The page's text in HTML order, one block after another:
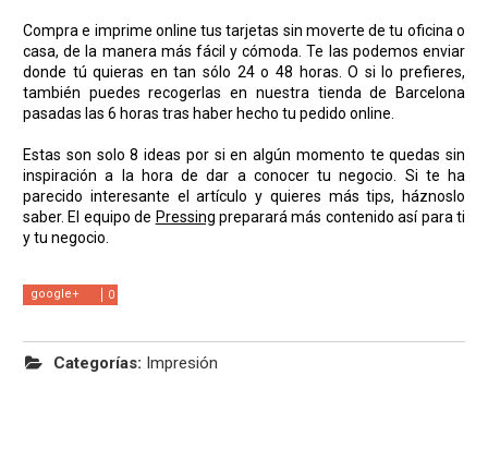
Compra e imprime online tus tarjetas sin moverte de tu oficina o
casa, de la manera más fácil y cómoda. Te las podemos enviar
donde tú quieras en tan sólo 24 o 48 horas. O si lo prefieres,
también puedes recogerlas en nuestra tienda de Barcelona
pasadas las 6 horas tras haber hecho tu pedido online.
Estas son solo 8 ideas por si en algún momento te quedas sin
inspiración a la hora de dar a conocer tu negocio. Si te ha
parecido interesante el artículo y quieres más tips, háznoslo
saber. El equipo de Pressing preparará más contenido así para ti
y tu negocio.
0
google+
Categorías: Impresión